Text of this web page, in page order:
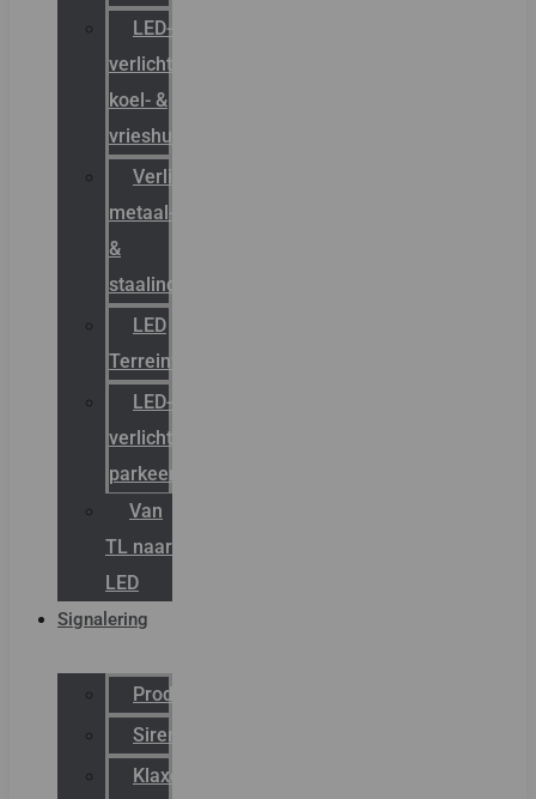
LED-
verlichting
koel- &
vrieshuizen
Verlichting
metaal-
&
staalindustrie
LED
Terreinverlichting
LED-
verlichting
parkeergarage
Van
TL naar
LED
Signalering
Productcatalogus
Sirena
Klaxon